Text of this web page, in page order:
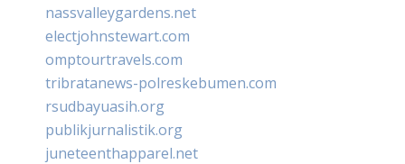
nassvalleygardens.net
electjohnstewart.com
omptourtravels.com
tribratanews-polreskebumen.com
rsudbayuasih.org
publikjurnalistik.org
juneteenthapparel.net